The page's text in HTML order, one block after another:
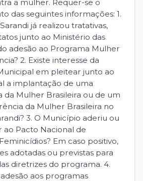
a mulher. Requer-se o
das seguintes informações: 1.
já realizou tratativas,
junto ao Ministério das
adesão ao Programa Mulher
2. Existe interesse da
em pleitear junto ao
a implantação de uma
da Mulher Brasileira ou de um
da Mulher Brasileira no
3. O Município aderiu ou
Pacto Nacional de
Em caso positivo,
adotadas ou previstas para
diretrizes do programa. 4.
aos programas